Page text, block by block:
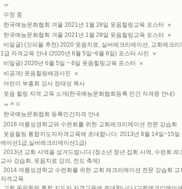
ㅠ
수정 중
한국예능문화협회 겨울 2021년 1월 28일 웃음힐링교육 포스터
한국예능문화협회 겨울 2021년 1월 28일 웃음힐링교육 포스터
비밀글) (갓피플 추천) 2020 웃음치료, 실버레크리에이션, 교회레크리
1급 자격교육 안내 (2020년 6월 5일~6월 6일) 포스터 사진
비밀글) 2020년 6월 5일 ~ 6일 웃음힐링교육 포스터
비공개) 웃음힐링배경사진
어린이 부흥회 강사 정태성 목사
웃음 힐링 자격 교육 소개(한국예능문화협회등록 민간 자격증 안내)
ㅠㅊㅍ
한국예능문화협회 등록민간자격 안내
2016 여름성경학교와 수련회를 위한 교회레크리에이션 전문 강습회
웃음힐링 통합지도자자격교육에 초대합니다. 2013년 8월 14일~15일
에이션1급,실버레크리에이션1급)
2013년 교회 사역을 섬겨드립니다 (청소년 청년 집회 사역, 수련회 레
교사 강습회, 웃음치료 강의, 전도 축제)
2014 여름성경학교 수련회를 위한 교회 레크리에이션 전문 강습회 교
자격교육